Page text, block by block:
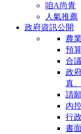
咱A尚青
人氣推薦
政府資訊公開
農
預
合
政
真
請
內
行
書